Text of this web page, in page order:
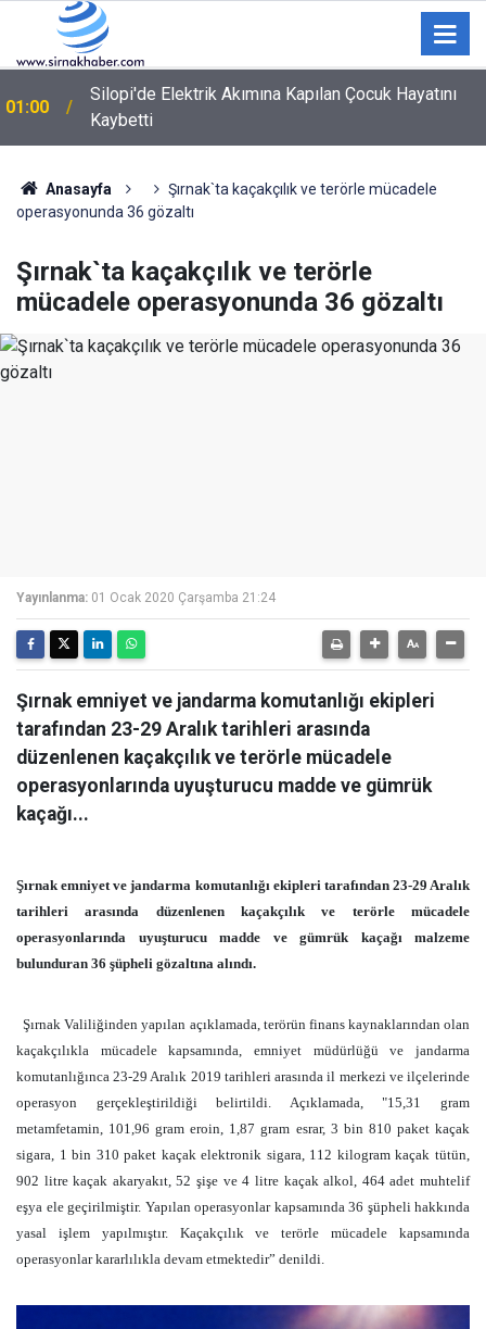
01:00
Silopi'de Elektrik Akımına Kapılan Çocuk Hayatını
Kaybetti
00:12
Şırnak'ta Büyükbaş Hayvan Çiftliği İçin Arazi Etüdü
Yapıldı
Anasayfa
Şırnak`ta kaçakçılık ve terörle mücadele
operasyonunda 36 gözaltı
Şırnak`ta kaçakçılık ve terörle
mücadele operasyonunda 36 gözaltı
Yayınlanma: 01 Ocak 2020 Çarşamba 21:24
Şırnak emniyet ve jandarma komutanlığı ekipleri
tarafından 23-29 Aralık tarihleri arasında
düzenlenen kaçakçılık ve terörle mücadele
operasyonlarında uyuşturucu madde ve gümrük
kaçağı...
Şırnak emniyet ve jandarma komutanlığı ekipleri tarafından 23-29 Aralık
tarihleri arasında düzenlenen kaçakçılık ve terörle mücadele
operasyonlarında uyuşturucu madde ve gümrük kaçağı malzeme
bulunduran 36 şüpheli gözaltına alındı.
Şırnak Valiliğinden yapılan açıklamada, terörün finans kaynaklarından olan
kaçakçılıkla mücadele kapsamında, emniyet müdürlüğü ve jandarma
komutanlığınca 23-29 Aralık 2019 tarihleri arasında il merkezi ve ilçelerinde
operasyon gerçekleştirildiği belirtildi. Açıklamada, "15,31 gram
metamfetamin, 101,96 gram eroin, 1,87 gram esrar, 3 bin 810 paket kaçak
sigara, 1 bin 310 paket kaçak elektronik sigara, 112 kilogramkaçak tütün,
902 litrekaçak akaryakıt, 52 şişe ve4 litrekaçak alkol, 464 adet muhtelif
eşya ele geçirilmiştir. Yapılan operasyonlar kapsamında 36 şüpheli hakkında
yasal işlem yapılmıştır. Kaçakçılık ve terörle mücadele kapsamında
operasyonlar kararlılıkla devam etmektedir” denildi.